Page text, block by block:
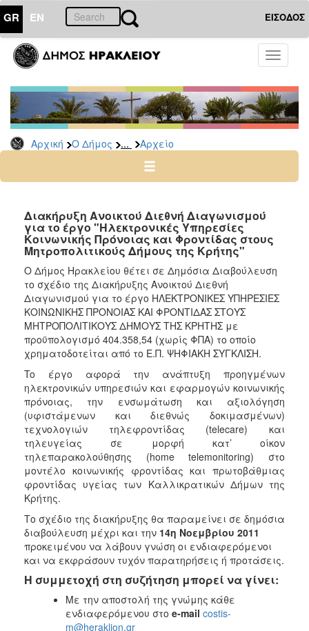
GR EN ΕΙΣΟΔΟΣ
Toggle
Αρχική Ο Δήμος ... Αρχείο
ΔΗΜΟΣ
Δημόσιες
Διαβουλεύσεις
Αρχείο
ΠΟΛΙΤΙΣΜΟΣ
ΑΝΘΕΚΤΙΚΗ
ΠΟΛΗ
Διακήρυξη Ανοικτού Διεθνή Διαγωνισμού
για το έργο "Ηλεκτρονικές Υπηρεσίες
Κοινωνικής Πρόνοιας και Φροντίδας στους
Μητροπολιτικούς Δήμους της Κρήτης"
Ο Δήμος Ηρακλείου θέτει σε Δημόσια Διαβούλευση
το σχέδιο της Διακήρυξης Ανοικτού Διεθνή
Διαγωνισμού για το έργο ΗΛΕΚΤΡΟΝΙΚΕΣ ΥΠΗΡΕΣΙΕΣ
ΚΟΙΝΩΝΙΚΗΣ ΠΡΟΝΟΙΑΣ ΚΑΙ ΦΡΟΝΤΙΔΑΣ ΣΤΟΥΣ
ΜΗΤΡΟΠΟΛΙΤΙΚΟΥΣ ΔΗΜΟΥΣ ΤΗΣ ΚΡΗΤΗΣ με
προϋπολογισμό 404.358,54 (χωρίς ΦΠΑ) το οποίο
χρηματοδοτείται από το Ε.Π. ΨΗΦΙΑΚΗ ΣΥΓΚΛΙΣΗ.
To έργο αφορά την ανάπτυξη προηγμένων
ηλεκτρονικών υπηρεσιών και εφαρμογών κοινωνικής
πρόνοιας, την ενσωμάτωση και αξιολόγηση
(υφιστάμενων και διεθνώς δοκιμασμένων)
τεχνολογιών τηλεφροντίδας (telecare) και
τηλευγείας σε μορφή κατ’ οίκον
τηλεπαρακολούθησης (home telemonitoring) στο
μοντέλο κοινωνικής φροντίδας και πρωτοβάθμιας
φροντίδας υγείας των Καλλικρατικών Δήμων της
Κρήτης.
Το σχέδιο της διακήρυξης θα παραμείνει σε δημόσια
διαβούλευση μέχρι και την 14η Νοεμβρίου 2011
προκειμένου να λάβουν γνώση οι ενδιαφερόμενοι
και να εκφράσουν τυχόν παρατηρήσεις ή προτάσεις.
Η συμμετοχή στη συζήτηση μπορεί να γίνει:
Με την αποστολή της γνώμης κάθε
ενδιαφερόμενου στο e-mail costis-
m@heraklion.gr